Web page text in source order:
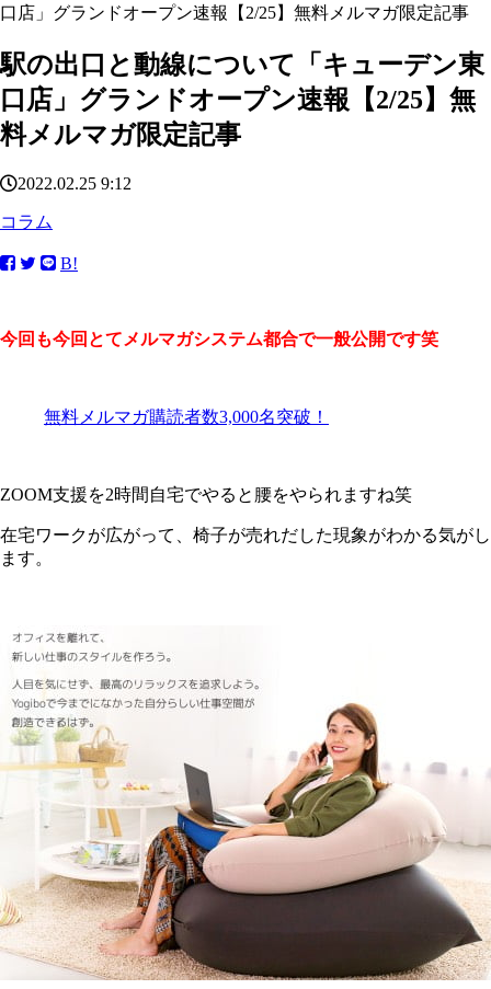
口店」グランドオープン速報【2/25】無料メルマガ限定記事
駅の出口と動線について「キューデン東
口店」グランドオープン速報【2/25】無
料メルマガ限定記事
2022.02.25 9:12
コラム
B!
今回も今回とてメルマガシステム都合で一般公開です笑
無料メルマガ購読者数3,000名突破！
ZOOM支援を2時間自宅でやると腰をやられますね笑
在宅ワークが広がって、椅子が売れだした現象がわかる気がし
ます。